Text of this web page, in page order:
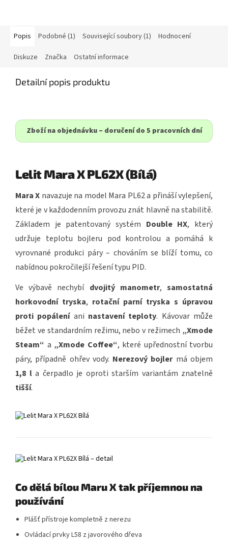
Popis Podobné (1) Související soubory (1) Hodnocení
Diskuze Značka Ostatní informace
Detailní popis produktu
Zboží na objednávku – doručení do 5 pracovních dní
Lelit Mara X PL62X (Bílá)
Mara X navazuje na model Mara PL62 a přináší vylepšení,
které je v každodenním provozu znát hlavně na stabilitě.
Základem je patentovaný systém Double HX, který
udržuje teplotu bojleru pod kontrolou a pomáhá k
vyrovnané produkci páry – chováním se blíží tomu, co
nabídnou pokročilejší řešení typu PID.
Ve výbavě nechybí dvojitý manometr,samostatná
horkovodní tryska, rotační parní tryska s úpravou
proti popáleníani nastavení teploty. Kávovar může
běžet ve standardním režimu, nebo v režimech „Xmode
Steam“ a „Xmode Coffee“, které upřednostní tvorbu
páry, případně ohřev vody. Nerezový bojlermá objem
1,8 la čerpadlo je oproti starším variantám znatelně
tišší.
Co dělá bílou Maru X tak příjemnou na
používání
Plášť přístroje kompletně z nerezu
Ovládací prvky L58 z javorového dřeva